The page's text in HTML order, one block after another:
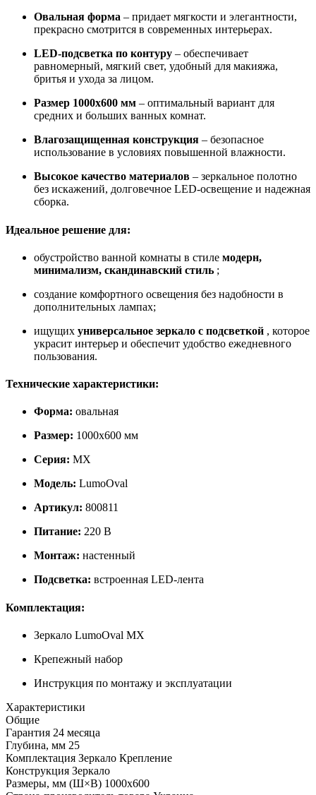
Овальная форма – придает мягкости и элегантности,
прекрасно смотрится в современных интерьерах.
LED-подсветка по контуру – обеспечивает
равномерный, мягкий свет, удобный для макияжа,
бритья и ухода за лицом.
Размер 1000x600 мм – оптимальный вариант для
средних и больших ванных комнат.
Влагозащищенная конструкция – безопасное
использование в условиях повышенной влажности.
Высокое качество материалов – зеркальное полотно
без искажений, долговечное LED-освещение и надежная
сборка.
Идеальное решение для:
обустройство ванной комнаты в стиле модерн,
минимализм, скандинавский стиль ;
создание комфортного освещения без надобности в
дополнительных лампах;
ищущих универсальное зеркало с подсветкой , которое
украсит интерьер и обеспечит удобство ежедневного
пользования.
Технические характеристики:
Форма: овальная
Размер: 1000x600 мм
Серия: MX
Модель: LumoOval
Артикул: 800811
Питание: 220 В
Монтаж: настенный
Подсветка: встроенная LED-лента
Комплектация:
Зеркало LumoOval MX
Крепежный набор
Инструкция по монтажу и эксплуатации
Характеристики
Общие
Гарантия 24 месяца
Глубина, мм 25
Комплектация Зеркало Крепление
Конструкция Зеркало
Размеры, мм (Ш×В) 1000x600